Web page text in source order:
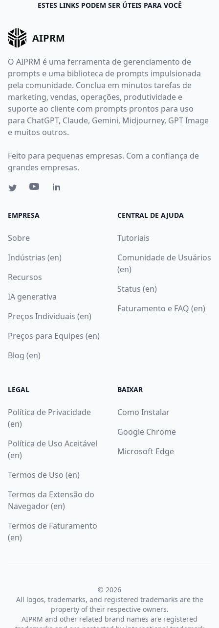
ESTES LINKS PODEM SER ÚTEIS PARA VOCÊ
AIPRM
O AIPRM é uma ferramenta de gerenciamento de
prompts e uma biblioteca de prompts impulsionada
pela comunidade. Conclua em minutos tarefas de
marketing, vendas, operações, produtividade e
suporte ao cliente com prompts prontos para uso
para ChatGPT, Claude, Gemini, Midjourney, GPT Image
e muitos outros.
Feito para pequenas empresas. Com a confiança de
grandes empresas.
EMPRESA
Sobre
Indústrias (en)
Recursos
IA generativa
Preços Individuais (en)
Preços para Equipes (en)
Blog (en)
CENTRAL DE AJUDA
Tutoriais
Comunidade de Usuários
(en)
Status (en)
Faturamento e FAQ (en)
LEGAL
Política de Privacidade
(en)
Política de Uso Aceitável
(en)
Termos de Uso (en)
Termos da Extensão do
Navegador (en)
Termos de Faturamento
(en)
BAIXAR
Como Instalar
Google Chrome
Microsoft Edge
© 2026
All logos, trademarks, and registered trademarks are the
property of their respective owners.
AIPRM and other related brand names are registered